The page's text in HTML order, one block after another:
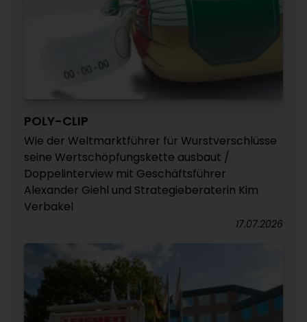
POLY-CLIP
Wie der Weltmarktführer für Wurstverschlüsse
seine Wertschöpfungskette ausbaut /
Doppelinterview mit Geschäftsführer
Alexander Giehl und Strategieberaterin Kim
Verbakel
17.07.2026